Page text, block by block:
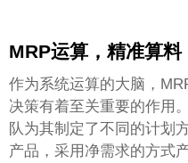
MRP运算，精准算料
作为系统运算的大脑，
决策有着至关重要的作用
队为其制定了不同的计划
产品，采用净需求的方式